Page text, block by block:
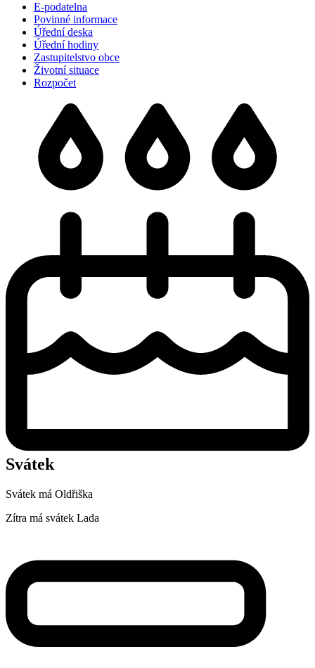
E-podatelna
Povinné informace
Úřední deska
Úřední hodiny
Zastupitelstvo obce
Životní situace
Rozpočet
Svátek
Svátek má Oldřiška
Zítra má svátek Lada